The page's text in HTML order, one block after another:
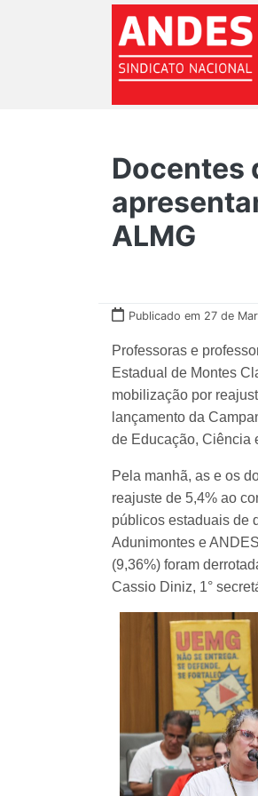
Docentes
ALMG
Publicado em 27 de
Professoras e
Estadual de Montes
mobilização por
lançamento da
de Educação, Ciência
Pela manhã, as e os
reajuste de 5,4% ao
públicos estaduais de
Adunimontes e
(9,36%) foram
Cassio Diniz, 1°